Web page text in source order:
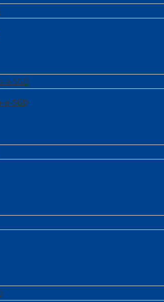
a-SGD